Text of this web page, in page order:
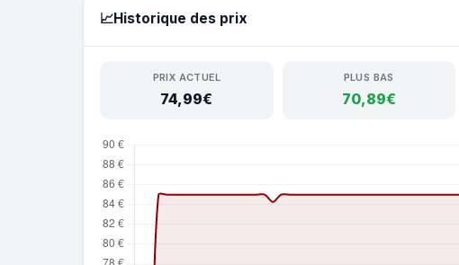
📈Historique des prix
PRIX ACTUEL
74,99€
PLUS BAS
70,89€